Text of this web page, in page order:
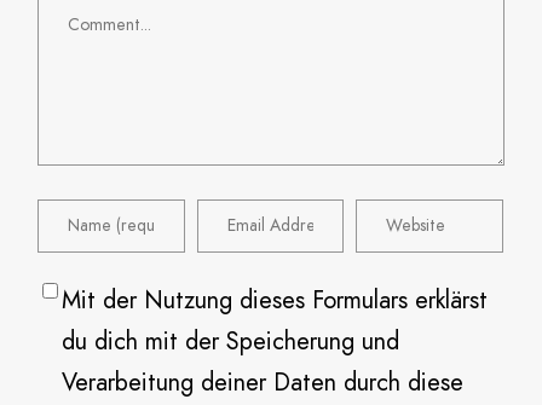
Mit der Nutzung dieses Formulars erklärst
du dich mit der Speicherung und
Verarbeitung deiner Daten durch diese